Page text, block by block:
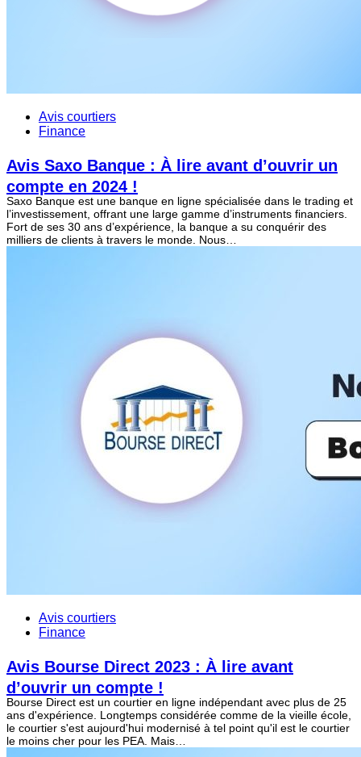
Avis courtiers
Finance
Avis Saxo Banque : À lire avant d’ouvrir un
compte en 2024 !
Saxo Banque est une banque en ligne spécialisée dans le trading et
l’investissement, offrant une large gamme d’instruments financiers.
Fort de ses 30 ans d’expérience, la banque a su conquérir des
milliers de clients à travers le monde. Nous…
Avis courtiers
Finance
Avis Bourse Direct 2023 : À lire avant
d’ouvrir un compte !
Bourse Direct est un courtier en ligne indépendant avec plus de 25
ans d'expérience. Longtemps considérée comme de la vieille école,
le courtier s'est aujourd'hui modernisé à tel point qu'il est le courtier
le moins cher pour les PEA. Mais…